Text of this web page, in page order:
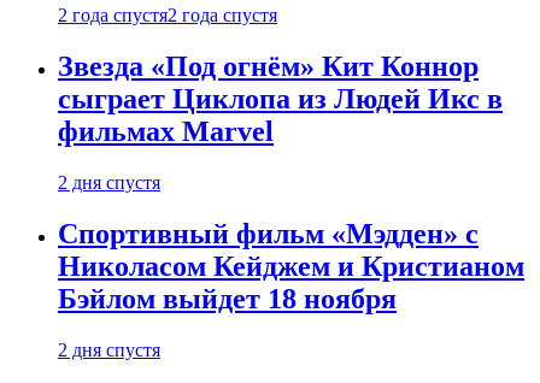
2 года спустя2 года спустя
Звезда «Под огнём» Кит Коннор
сыграет Циклопа из Людей Икс в
фильмах Marvel
2 дня спустя
Спортивный фильм «Мэдден» с
Николасом Кейджем и Кристианом
Бэйлом выйдет 18 ноября
2 дня спустя